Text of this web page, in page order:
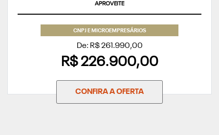
APROVEITE
CNPJ E MICROEMPRESÁRIOS
De: R$ 261.990,00
R$ 226.900,00
CONFIRA A OFERTA